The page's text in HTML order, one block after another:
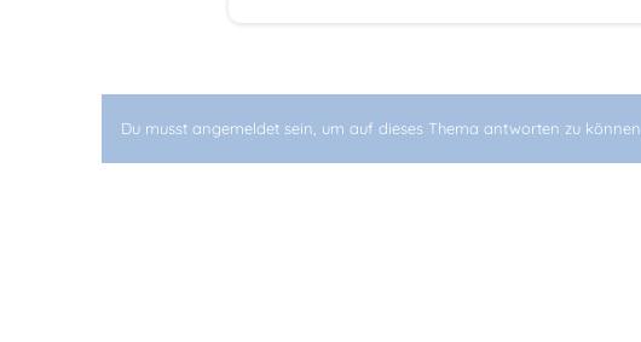
Du musst angemeldet sein, um auf dieses Thema antworten zu können.